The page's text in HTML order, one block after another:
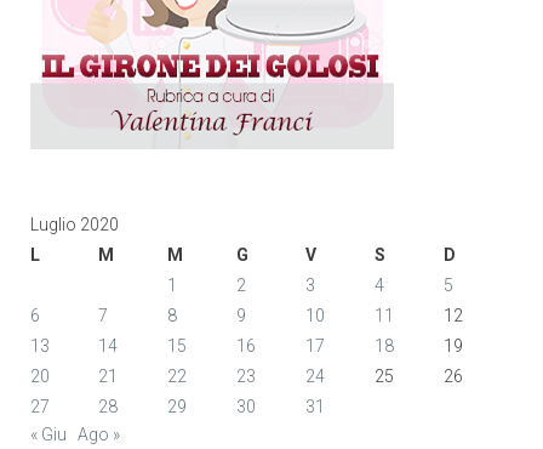
Luglio 2020
L
M M G V S
D
1
2 3 4
5
6
7 8 9 10 11
12
13
14 15 16 17 18
19
20
21 22 23 24 25
26
27
28 29 30
31
« Giu
Ago »